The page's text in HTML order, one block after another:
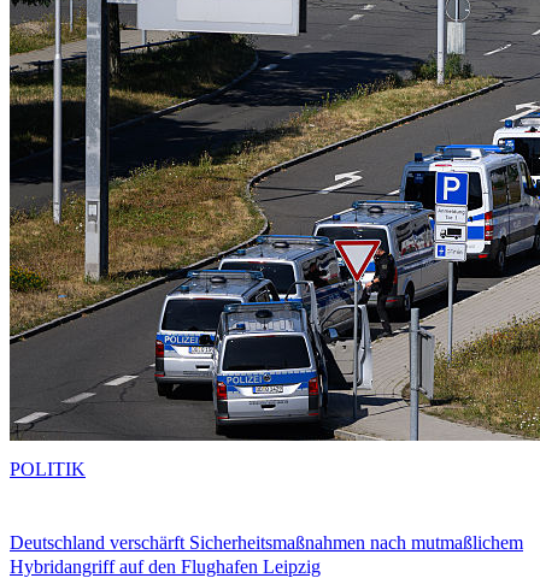
Deutschland verschärft Sicherheitsmaßnahmen nach mutmaßlichem
Hybridangriff auf den Flughafen Leipzig
POLITIK